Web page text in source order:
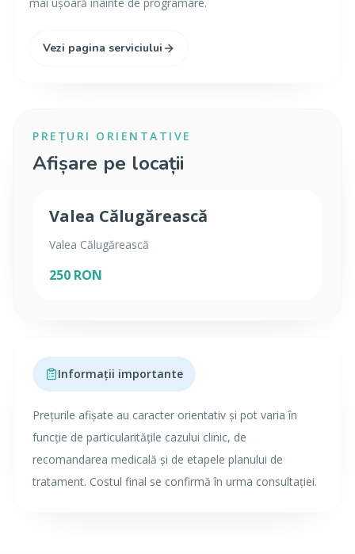
Vezi pagina serviciului
PREȚURI ORIENTATIVE
Afișare pe locații
Valea Călugărească
Valea Călugărească
250 RON
Informații importante
Prețurile afișate au caracter orientativ și pot varia în
funcție de particularitățile cazului clinic, de
recomandarea medicală și de etapele planului de
tratament. Costul final se confirmă în urma consultației.